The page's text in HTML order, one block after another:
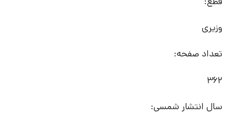
وزیری
تعداد صفحه:
362
سال انتشار شمسی: